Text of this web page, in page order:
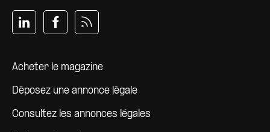
Pied de page
Acheter le magazine
Déposez une annonce légale
Consultez les annonces légales